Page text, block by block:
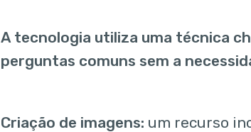
A tecnologia utiliza uma técnica
perguntas comuns sem a
Criação de imagens: um recurso